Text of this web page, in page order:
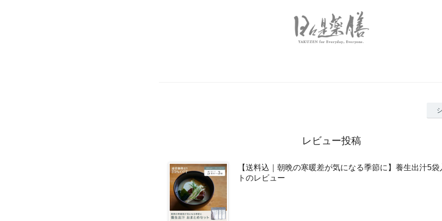
レビュー投稿
【送料込｜朝晩の寒暖差が気になる季節に】養生出汁5袋
トのレビュー